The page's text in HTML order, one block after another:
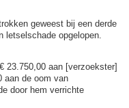
geweest bij een derde
letselschade opgelopen.
23.750,00 aan [verzoekster]
aan de oom van
door hem verrichte